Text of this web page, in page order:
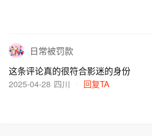
日常被罚款
这条评论真的很符合影迷的身份
2025-04-28 四川 回复TA